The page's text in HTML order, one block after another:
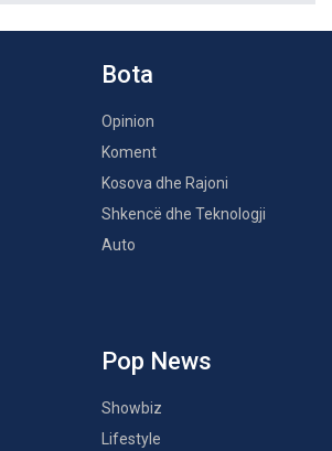
Bota
Opinion
Koment
Kosova dhe Rajoni
Shkencë dhe Teknologji
Auto
Pop News
Showbiz
Lifestyle